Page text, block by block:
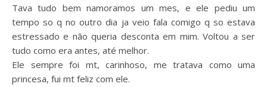
Tava tudo bem namoramos um mes, e ele pediu um
tempo so q no outro dia ja veio fala comigo q so estava
estressado e não queria desconta em mim. Voltou a ser
tudo como era antes, até melhor.
Ele sempre foi mt, carinhoso, me tratava como uma
princesa, fui mt feliz com ele.